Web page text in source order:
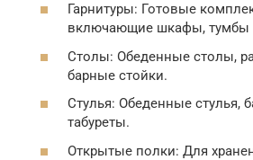
Гарнитуры: Готовые
включающие шкафы, тумбы
Столы: Обеденные столы,
барные стойки.
Стулья: Обеденные стулья,
табуреты.
Открытые полки: Для